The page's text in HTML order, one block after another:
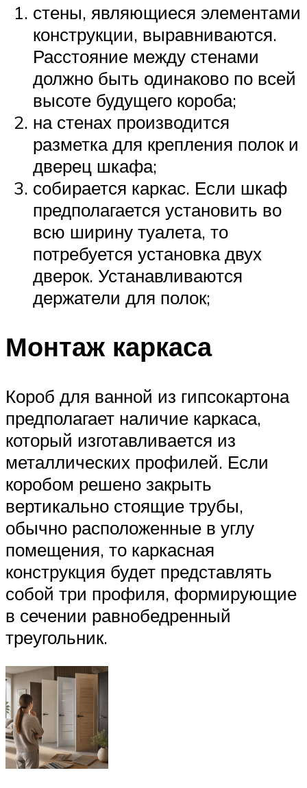
стены, являющиеся элементами
конструкции, выравниваются.
Расстояние между стенами
должно быть одинаково по всей
высоте будущего короба;
на стенах производится
разметка для крепления полок и
дверец шкафа;
собирается каркас. Если шкаф
предполагается установить во
всю ширину туалета, то
потребуется установка двух
дверок. Устанавливаются
держатели для полок;
Монтаж каркаса
Короб для ванной из гипсокартона
предполагает наличие каркаса,
который изготавливается из
металлических профилей. Если
коробом решено закрыть
вертикально стоящие трубы,
обычно расположенные в углу
помещения, то каркасная
конструкция будет представлять
собой три профиля, формирующие
в сечении равнобедренный
треугольник.